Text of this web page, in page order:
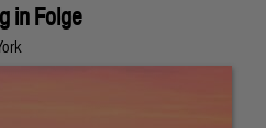
in Folge